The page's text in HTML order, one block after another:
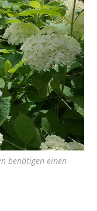
benötigen einen